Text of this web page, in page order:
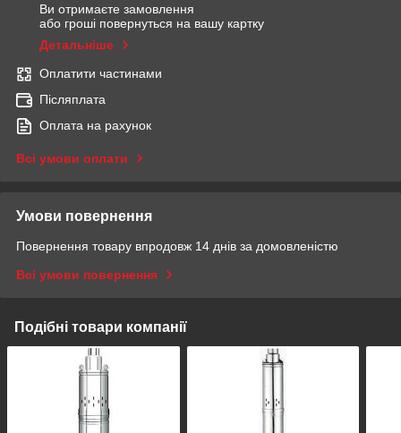
Ви отримаєте замовлення
або гроші повернуться на вашу картку
Детальніше
Оплатити частинами
Післяплата
Оплата на рахунок
Всі умови оплати
Умови повернення
Повернення товару впродовж 14 днів за домовленістю
Всі умови повернення
Подібні товари компанії